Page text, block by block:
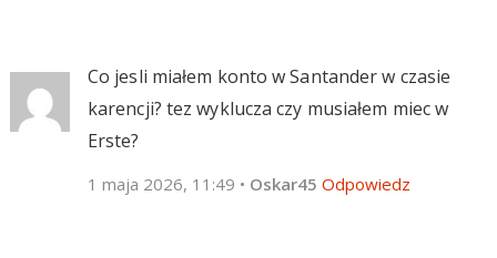
Co jesli miałem konto w Santander w czasie
karencji? tez wyklucza czy musiałem miec w
Erste?
1 maja 2026, 11:49 • Oskar45 Odpowiedz